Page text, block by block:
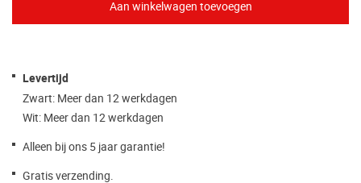
Levertijd
Zwart: Meer dan 12 werkdagen
Wit: Meer dan 12 werkdagen
Alleen bij ons 5 jaar garantie!
Gratis verzending.